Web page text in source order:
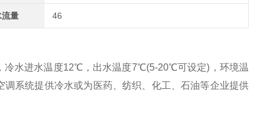
流量 46
冷水进水温度12℃，出水温度7℃(5-20℃可设定)，环境温
系统提供冷水或为医药、纺织、化工、石油等企业提供